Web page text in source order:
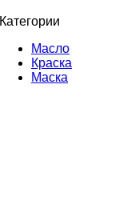
Категории
Масло
Краска
Маска